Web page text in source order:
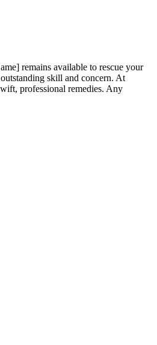
remains available to rescue your
skill and concern. At
professional remedies. Any